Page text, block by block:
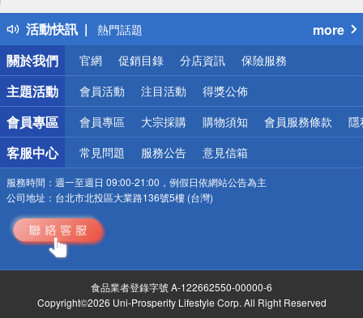
活動快訊
得獎公告
熱門話題
銀行優惠
偏遠地區配送
詐騙網頁！請小心！
more
關於我們
官網 促銷目錄 分店資訊 保險服務
主題活動 會員活動 注目活動 得獎公佈
會員專區 會員專區 大宗採購 購物須知 會員服務條款 隱
客服中心 常見問題 服務公告 意見信箱
服務時間： 週一至週日 09:00-21:00，例假日依網站公告為主
公司地址： 台北市北投區大業路136號5樓 (台灣)
食品業者登錄字號 A-122662550-00000-6
Copyright©2026 Uni-Prosperity Lifestyle Corp. All Right Reserved